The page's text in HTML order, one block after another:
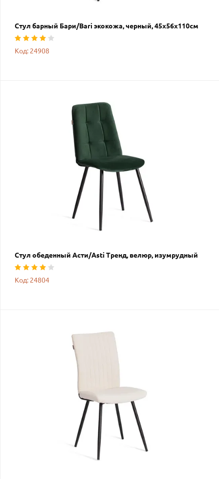
Стул барный Бари/Bari экокожа, черный, 45х56х110см
Код: 24908
Стул обеденный Асти/Asti Тренд, велюр, изумрудный
Код: 24804